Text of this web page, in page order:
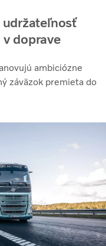
doprave
ambiciózne
záväzok premieta do